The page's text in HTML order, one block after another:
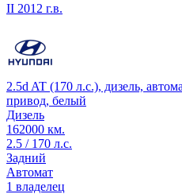
II 2012 г.в.
2.5d AT (170 л.с.), дизель,
привод, белый
Дизель
162000 км.
2.5 / 170 л.с.
Задний
Автомат
1 владелец